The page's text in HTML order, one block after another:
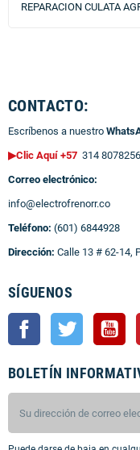
REPARACION CULATA
CONTACTO:
Escríbenos a nuestro
▶Clic Aquí +57 314 8078256
Correo electrónico:
info@electrofrenorr.co
Teléfono: (601) 6844928
Dirección: Calle 13 # 62-14,
SÍGUENOS
Facebook Twitter
BOLETÍN